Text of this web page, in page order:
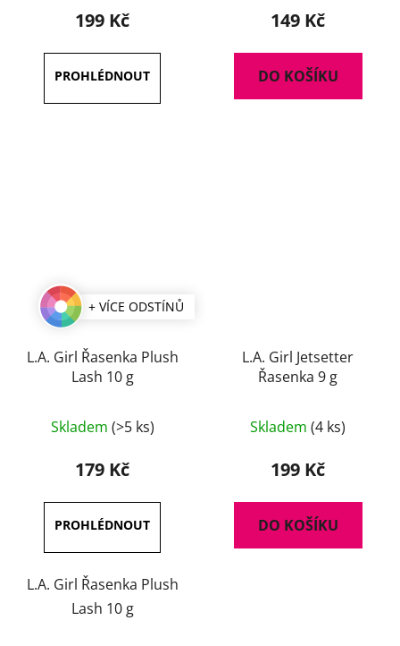
produktu
3,7
z
5
199 Kč 149 Kč
DO KOŠÍKU
+ VÍCE ODSTÍNŮ
L.A. Girl Řasenka Plush
Lash 10 g
hodnocení
produktu
3,5
z
5
hvězdiček.
Skladem (>5 ks)
179 Kč
L.A. Girl Řasenka Plush
Lash 10 g
L.A. Girl Jetsetter
Řasenka 9 g
hodnocení
produktu
5,0
z
Skladem (4 ks)
199 Kč
DO KOŠÍKU